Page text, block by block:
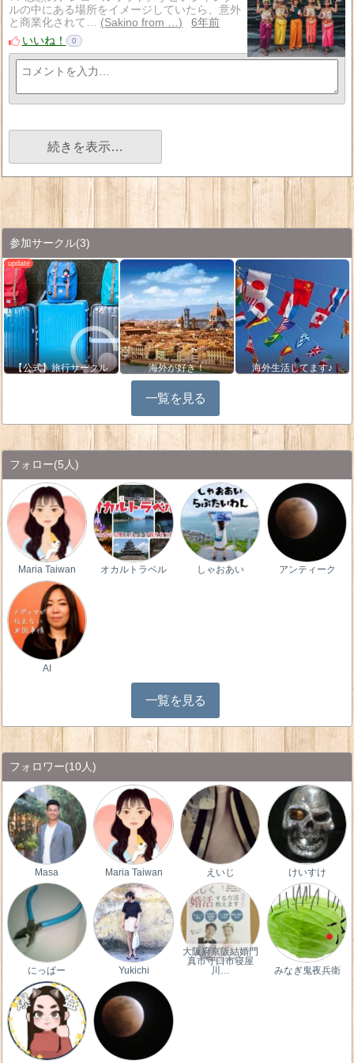
ルの中にある場所をイメージしていたら、意外
と商業化されて…
Sakino from …
6年前
いいね！
0
続きを表示…
参加サークル(3)
【公式】旅行サークル 海外が好き！ 海外生活してます♪
一覧を見る
フォロー(5人)
Maria Taiwan オカルトラベル しゃおあい アンティーク
AI
一覧を見る
フォロワー(10人)
Masa Maria Taiwan えいじ けいすけ
にっぱー Yukichi
大阪府京阪結婚門
真市守口市寝屋
川…
みなぎ鬼夜兵衛